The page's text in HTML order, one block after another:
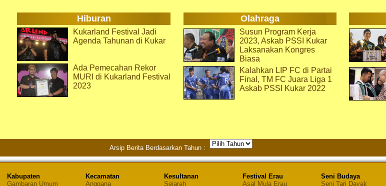
Hiburan Olahraga
Kukarland Festival Jadi
Agenda Tahunan di Kukar
Ada Pemecahan Rekor
MURI di Kukarland Festival
2023
Susun Program Kerja
2023, Askab PSSI Kukar
Laksanakan Kongres
Biasa
Kalahkan LIP FC di Partai
Final, TM FC Juara Liga 1
Askab PSSI Kukar 2022
Arsip Berita Berdasarkan Tahun :
Kabupaten
Gambaran Umum
Kecamatan
Anggana
Kesultanan
Sejarah
Festival Erau
Asal Mula Erau
Seni Budaya
Seni Tari Dayak